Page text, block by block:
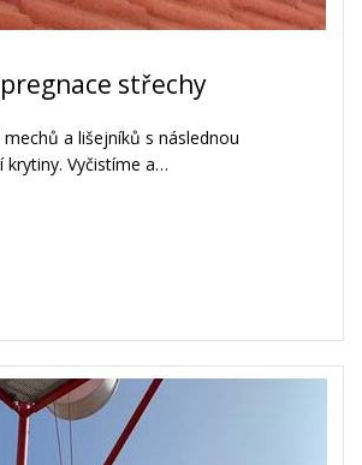
střechy
a lišejníků s následnou
krytiny. Vyčistíme a…